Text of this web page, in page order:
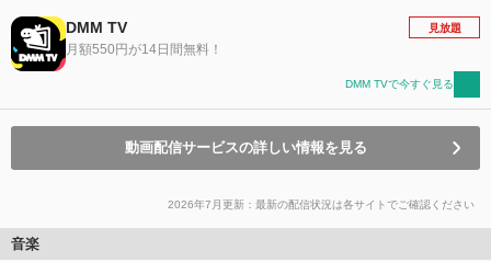
DMM TV
月額550円が14日間無料！
見放題
DMM TVで今すぐ見る
動画配信サービスの詳しい情報を見る
2026年7月更新：最新の配信状況は各サイトでご確認ください
音楽